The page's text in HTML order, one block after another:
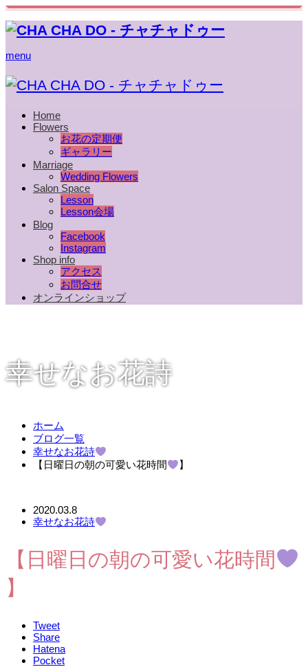
menu
Home
Flowers
お花の定期便
ギャラリー
Marriage
Wedding Flowers
Salon Space
Lesson
Lesson会場
Blog
Facebook
Instagram
Shop info
アクセス
お問合せ
オンラインショップ
幸せなお花詩
ホーム
ブログ一覧
幸せなお花詩
【日曜日の朝の可愛い花時間
】
2020.03.8
幸せなお花詩
【日曜日の朝の可愛い花時間
】
Tweet
Share
Hatena
Pocket